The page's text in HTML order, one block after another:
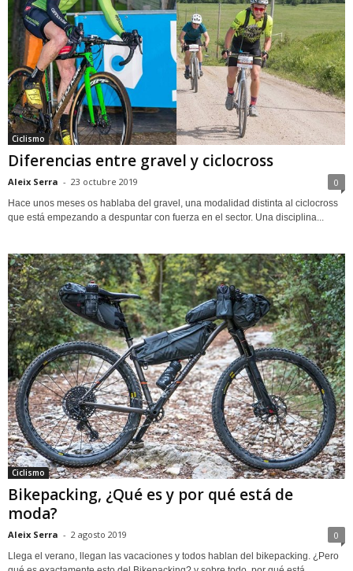
Ciclismo
Diferencias entre gravel y ciclocross
Aleix Serra - 23 octubre 2019 0
Hace unos meses os hablaba del gravel, una modalidad distinta al ciclocross
que está empezando a despuntar con fuerza en el sector. Una disciplina...
Ciclismo
Bikepacking, ¿Qué es y por qué está de
moda?
Aleix Serra - 2 agosto 2019 0
Llega el verano, llegan las vacaciones y todos hablan del bikepacking. ¿Pero